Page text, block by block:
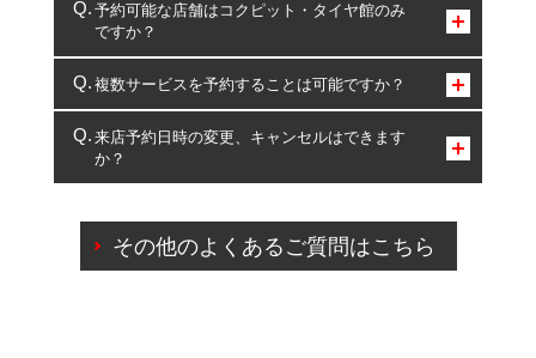
予約可能な店舗はコクピット・タイヤ館のみ
ですか？
コクピット・タイヤ館のみとなります。
複数サービスを予約することは可能ですか？
複数サービスのご予約は可能です。
一部の商品・サービスの組み合わせに限り、同時にご予約が
出来ないものもございます。
来店予約日時の変更、キャンセルはできます
か？
ご来店予約日の3営業日前を過ぎている場合のご予約
の日時変更につきましては、直接ご予約の店舗まで
その他のよくあるご質問はこちら